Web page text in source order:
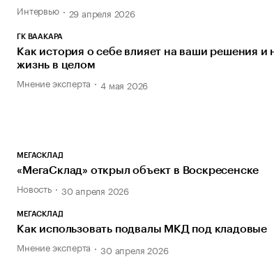
Интервью 29 апреля 2026
ГК ВААКАРА
Как история о себе влияет на ваши решения и
жизнь в целом
Мнение эксперта 4 мая 2026
МЕГАСКЛАД
«МегаСклад» открыл объект в Воскресенске
Новость 30 апреля 2026
МЕГАСКЛАД
Как использовать подвалы МКД под кладовые
Мнение эксперта 30 апреля 2026